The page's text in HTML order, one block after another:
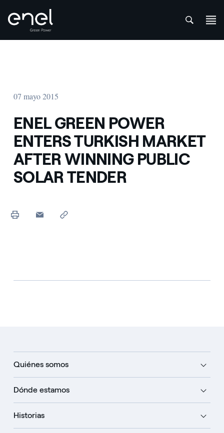
07 mayo 2015
ENEL GREEN POWER
ENTERS TURKISH MARKET
AFTER WINNING PUBLIC
SOLAR TENDER
Quiénes somos
Dónde estamos
Historias